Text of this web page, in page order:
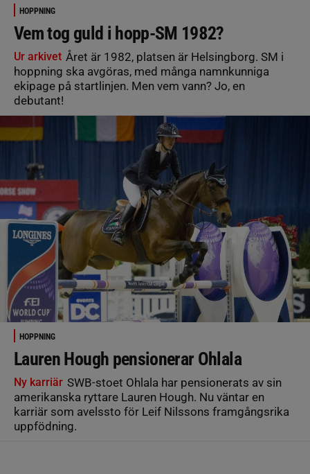
HOPPNING
Vem tog guld i hopp-SM 1982?
Ur arkivet Året är 1982, platsen är Helsingborg. SM i
hoppning ska avgöras, med många namnkunniga
ekipage på startlinjen. Men vem vann? Jo, en
debutant!
HOPPNING
Lauren Hough pensionerar Ohlala
Ny karriär SWB-stoet Ohlala har pensionerats av sin
amerikanska ryttare Lauren Hough. Nu väntar en
karriär som avelssto för Leif Nilssons framgångsrika
uppfödning.